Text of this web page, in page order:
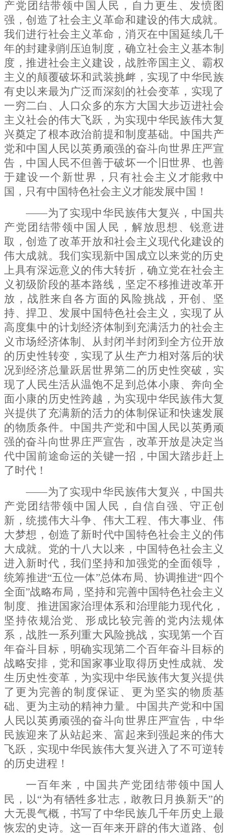
产党团结带领中国人民，自力更生、发愤图
强，创造了社会主义革命和建设的伟大成就。
我们进行社会主义革命，消灭在中国延续几千
年的封建剥削压迫制度，确立社会主义基本制
度，推进社会主义建设，战胜帝国主义、霸权
主义的颠覆破坏和武装挑衅，实现了中华民族
有史以来最为广泛而深刻的社会变革，实现了
一穷二白、人口众多的东方大国大步迈进社会
主义社会的伟大飞跃，为实现中华民族伟大复
兴奠定了根本政治前提和制度基础。中国共产
党和中国人民以英勇顽强的奋斗向世界庄严宣
告，中国人民不但善于破坏一个旧世界、也善
于建设一个新世界，只有社会主义才能救中
国，只有中国特色社会主义才能发展中国！
——为了实现中华民族伟大复兴，中国共
产党团结带领中国人民，解放思想、锐意进
取，创造了改革开放和社会主义现代化建设的
伟大成就。我们实现新中国成立以来党的历史
上具有深远意义的伟大转折，确立党在社会主
义初级阶段的基本路线，坚定不移推进改革开
放，战胜来自各方面的风险挑战，开创、坚
持、捍卫、发展中国特色社会主义，实现了从
高度集中的计划经济体制到充满活力的社会主
义市场经济体制、从封闭半封闭到全方位开放
的历史性转变，实现了从生产力相对落后的状
况到经济总量跃居世界第二的历史性突破，实
现了人民生活从温饱不足到总体小康、奔向全
面小康的历史性跨越，为实现中华民族伟大复
兴提供了充满新的活力的体制保证和快速发展
的物质条件。中国共产党和中国人民以英勇顽
强的奋斗向世界庄严宣告，改革开放是决定当
代中国前途命运的关键一招，中国大踏步赶上
了时代！
——为了实现中华民族伟大复兴，中国共
产党团结带领中国人民，自信自强、守正创
新，统揽伟大斗争、伟大工程、伟大事业、伟
大梦想，创造了新时代中国特色社会主义的伟
大成就。党的十八大以来，中国特色社会主义
进入新时代，我们坚持和加强党的全面领导，
统筹推进“五位一体”总体布局、协调推进“四个
全面”战略布局，坚持和完善中国特色社会主义
制度、推进国家治理体系和治理能力现代化，
坚持依规治党、形成比较完善的党内法规体
系，战胜一系列重大风险挑战，实现第一个百
年奋斗目标，明确实现第二个百年奋斗目标的
战略安排，党和国家事业取得历史性成就、发
生历史性变革，为实现中华民族伟大复兴提供
了更为完善的制度保证、更为坚实的物质基
础、更为主动的精神力量。中国共产党和中国
人民以英勇顽强的奋斗向世界庄严宣告，中华
民族迎来了从站起来、富起来到强起来的伟大
飞跃，实现中华民族伟大复兴进入了不可逆转
的历史进程！
一百年来，中国共产党团结带领中国人
民，以“为有牺牲多壮志，敢教日月换新天”的
大无畏气概，书写了中华民族几千年历史上最
恢宏的史诗。这一百年来开辟的伟大道路、创